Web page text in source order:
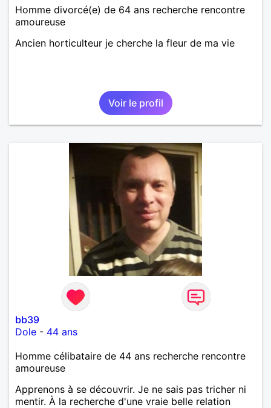
Homme divorcé(e) de 64 ans recherche rencontre
amoureuse
Ancien horticulteur je cherche la fleur de ma vie
Voir le profil
bb39
Dole - 44 ans
Homme célibataire de 44 ans recherche rencontre
amoureuse
Apprenons à se découvrir. Je ne sais pas tricher ni
mentir. À la recherche d'une vraie belle relation